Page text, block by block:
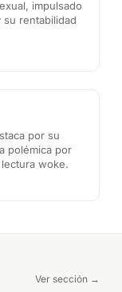
impulsado
su rentabilidad
por su
polémica por
woke.
Ver sección →